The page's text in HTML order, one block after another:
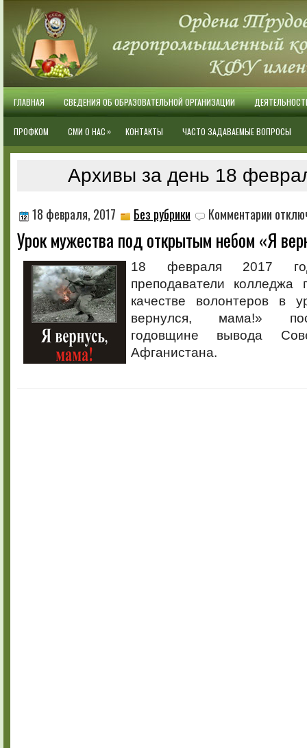
ГЛАВНАЯ СВЕДЕНИЯ ОБ ОБРАЗОВАТЕЛЬНОЙ ОРГАНИЗАЦИИ
ПРОФКОМ СМИ О НАС » КОНТАКТЫ ЧАСТО ЗАДАВАЕМЫЕ ВОПРОСЫ
Архивы за день 18
18 февраля, 2017 Без рубрики Комментарии записи
Урок
мужества
под
открытым
небом
«Я
вернулся,
мама!»
Урок мужества под открытым небом «Я
18 февраля 2017
преподаватели колледжа
качестве волонтеров в
вернулся, мама!»
годовщине вывода
Афганистана.